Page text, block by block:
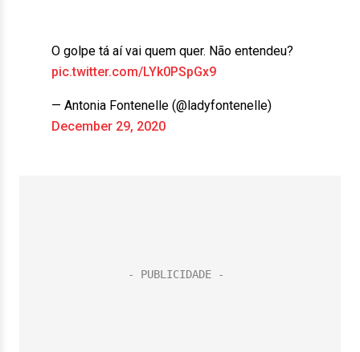
O golpe tá aí vai quem quer. Não entendeu?
pic.twitter.com/LYk0PSpGx9
— Antonia Fontenelle (@ladyfontenelle)
December 29, 2020